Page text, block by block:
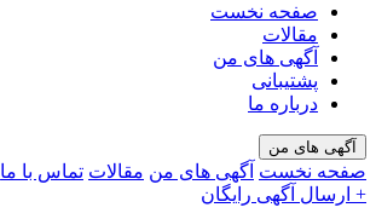
صفحه نخست
مقالات
آگهی های من
پشتیبانی
درباره ما
آگهی های من
صفحه نخست آگهی های من مقالات تماس با ما
+ ارسال آگهی رایگان